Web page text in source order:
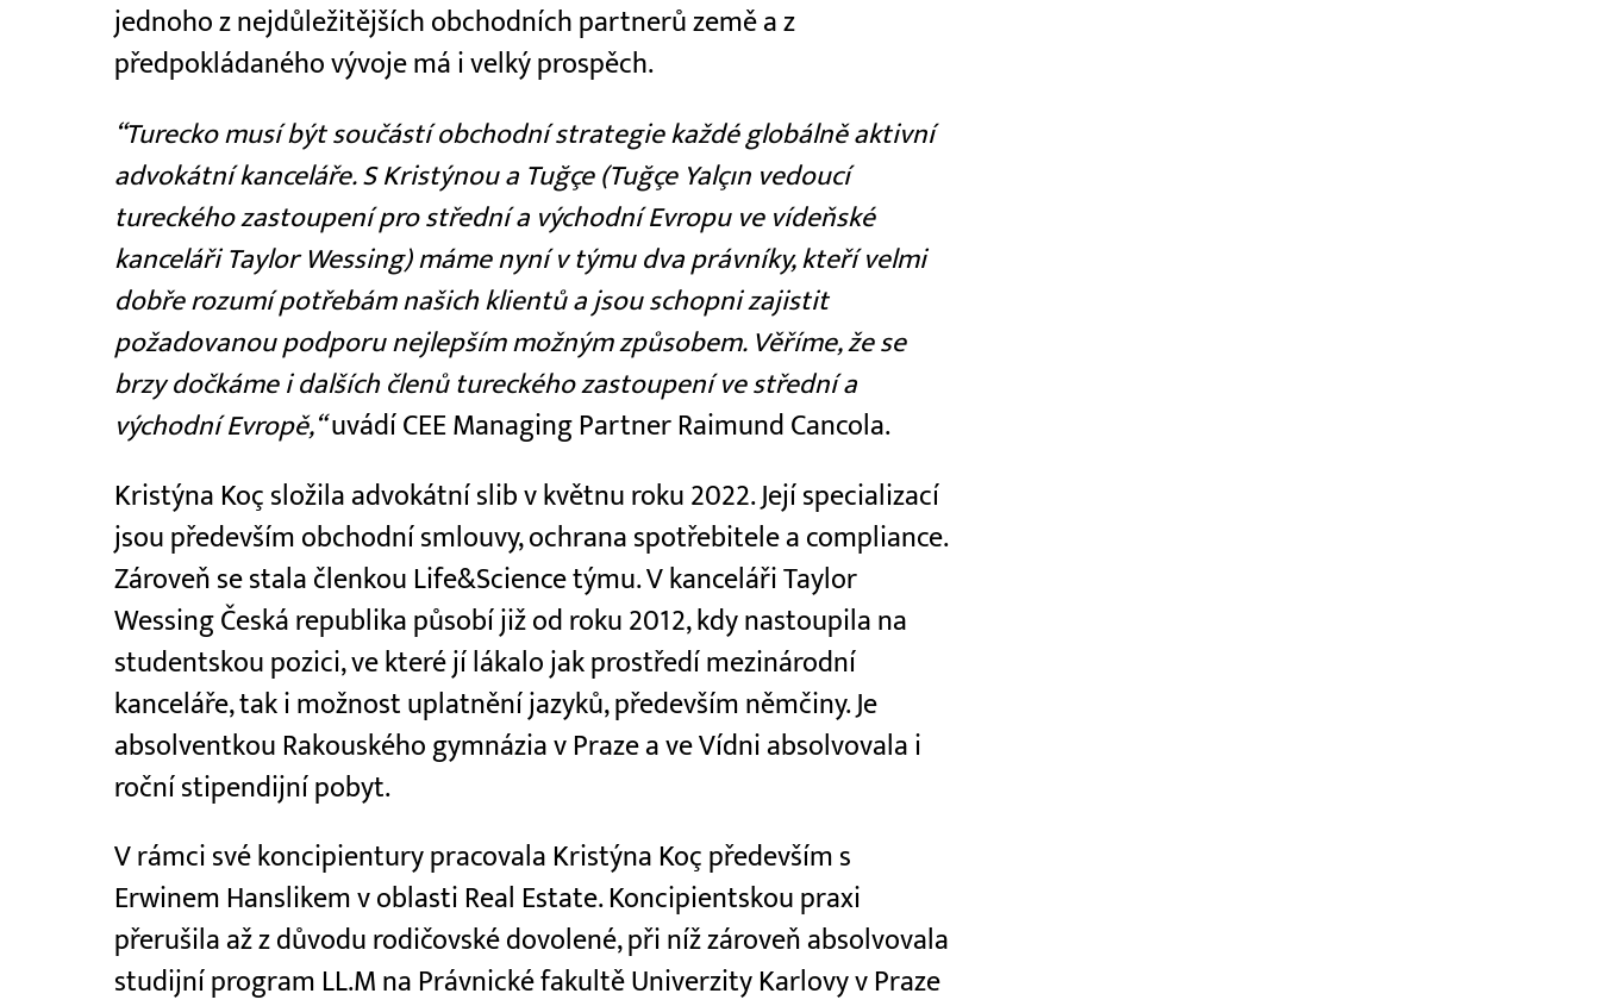
jednoho z nejdůležitějších obchodních partnerů země a z
předpokládaného vývoje má i velký prospěch.
“Turecko musí být součástí obchodní strategie každé globálně aktivní
advokátní kanceláře. S Kristýnou a Tuğçe (Tuğçe Yalçın vedoucí
tureckého zastoupení pro střední a východní Evropu ve vídeňské
kanceláři Taylor Wessing) máme nyní v týmu dva právníky, kteří velmi
dobře rozumí potřebám našich klientů a jsou schopni zajistit
požadovanou podporu nejlepším možným způsobem. Věříme, že se
brzy dočkáme i dalších členů tureckého zastoupení ve střední a
východní Evropě,“uvádí CEE Managing Partner Raimund Cancola.
Kristýna Koç složila advokátní slib v květnu roku 2022. Její specializací
jsou především obchodní smlouvy, ochrana spotřebitele a compliance.
Zároveň se stala členkou Life&Science týmu. V kanceláři Taylor
Wessing Česká republika působí již od roku 2012, kdy nastoupila na
studentskou pozici, ve které jí lákalo jak prostředí mezinárodní
kanceláře, tak i možnost uplatnění jazyků, především němčiny. Je
absolventkou Rakouského gymnázia v Praze a ve Vídni absolvovala i
roční stipendijní pobyt.
V rámci své koncipientury pracovala Kristýna Koç především s
Erwinem Hanslikem v oblasti Real Estate. Koncipientskou praxi
přerušila až z důvodu rodičovské dovolené, při níž zároveň absolvovala
studijní program LL.M na Právnické fakultě Univerzity Karlovy v Praze